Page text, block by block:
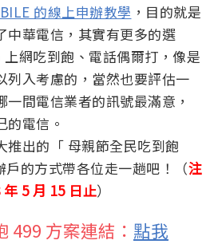
的線上申辦教學 ，目的就是
中華電信，其實有更多的選
網吃到飽、電話偶爾打，像是
列入考慮的，當然也要評估一
間電信業者的訊號最滿意，
的電信。
推出的「 母親節全民吃到飽
的方式帶各位走一趟吧！（注
5 月 15 日止）
499 方案連結： 點我